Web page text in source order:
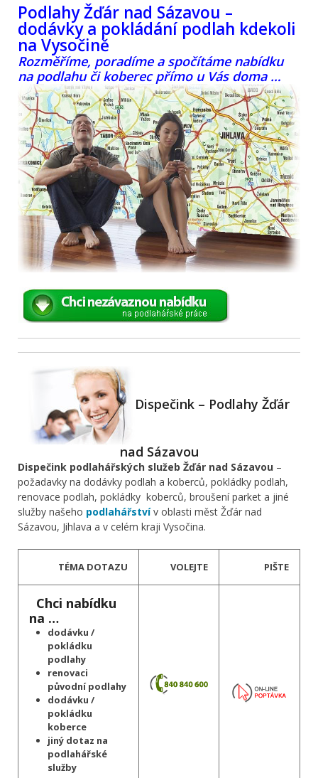
Podlahy Žďár nad Sázavou –
dodávky a pokládání podlah kdekoli
na Vysočině
Rozměříme, poradíme a spočítáme nabídku
na podlahu či koberec přímo u Vás doma …
Dispečink – Podlahy Žďár
nad Sázavou
Dispečink podlahářských služeb Žďár nad Sázavou –
požadavky na dodávky podlah a koberců, pokládky podlah,
renovace podlah, pokládky koberců, broušení parket a jiné
služby našeho podlahářstvív oblasti měst Žďár nad
Sázavou, Jihlava a v celém kraji Vysočina.
TÉMA DOTAZU VOLEJTE PIŠTE
Chci nabídku
na …
dodávku /
pokládku
podlahy
renovaci
původní podlahy
dodávku /
pokládku
koberce
jiný dotaz na
podlahářské
služby